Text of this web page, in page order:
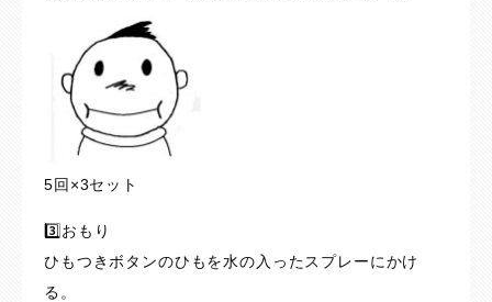
5回×3セット
3️⃣おもり
ひもつきボタンのひもを水の入ったスプレーにかけ
る。